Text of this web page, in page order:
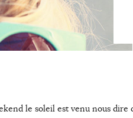
le soleil est venu nous dire